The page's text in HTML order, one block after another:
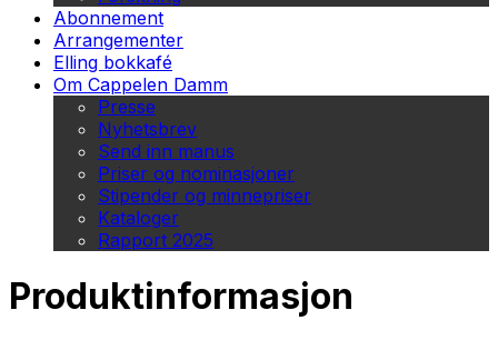
Abonnement
Arrangementer
Elling bokkafé
Om Cappelen Damm
Presse
Nyhetsbrev
Send inn manus
Priser og nominasjoner
Stipender og minnepriser
Kataloger
Rapport 2025
Produktinformasjon